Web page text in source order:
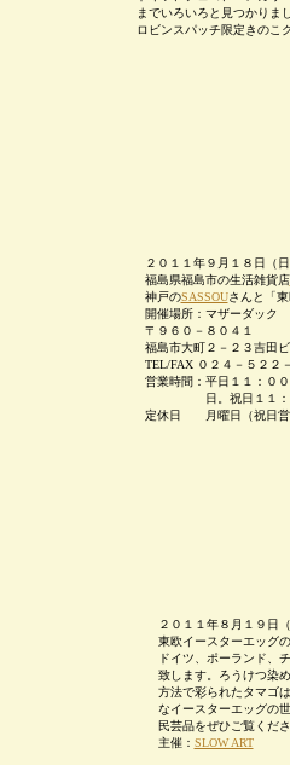
までいろいろと見つかりま
ロビンスパッチ限定きのこ
２０１１年９月１８日
福島県福島市の生活雑貨店
神戸のSASSOUさんと「東
開催場所：マザーダック
〒９６０－８０４１
福島市大町２－２３吉田ビ
TEL/FAX ０２４－５２２
営業時間：平日１１：０
日。祝日１１：０
定休日 月曜日（祝日営
２０１１年８月１９日
東欧イースターエッグ
ドイツ、ポーランド、
致します。ろうけつ染
方法で彩られたタマゴ
なイースターエッグの
民芸品をぜひご覧くださ
主催： SLOW ART